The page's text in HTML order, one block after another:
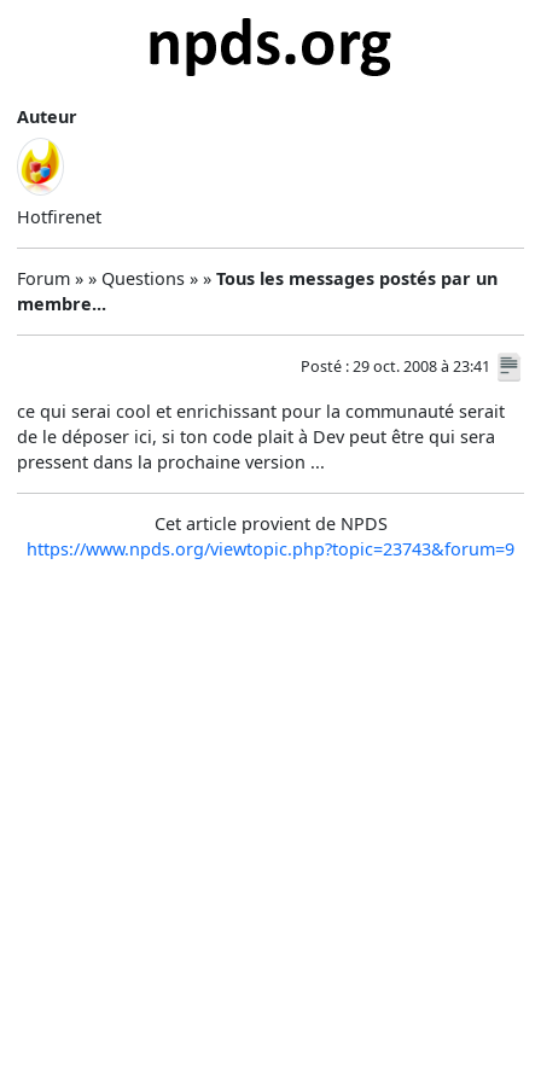
Auteur
Hotfirenet
Forum » » Questions » »Tous les messages postés par un
membre...
Posté : 29 oct. 2008 à 23:41
ce qui serai cool et enrichissant pour la communauté serait
de le déposer ici, si ton code plait à Dev peut être qui sera
pressent dans la prochaine version ...
Cet article provient de NPDS
https://www.npds.org/viewtopic.php?topic=23743&forum=9